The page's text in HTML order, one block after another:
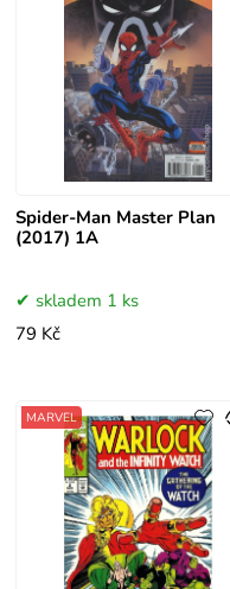
Spider-Man Master Plan
(2017) 1A
skladem 1 ks
79 Kč
MARVEL